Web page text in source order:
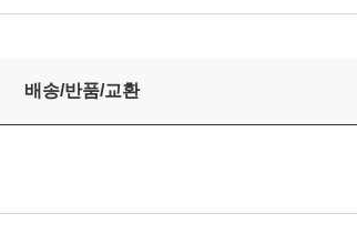
배송/반품/교환